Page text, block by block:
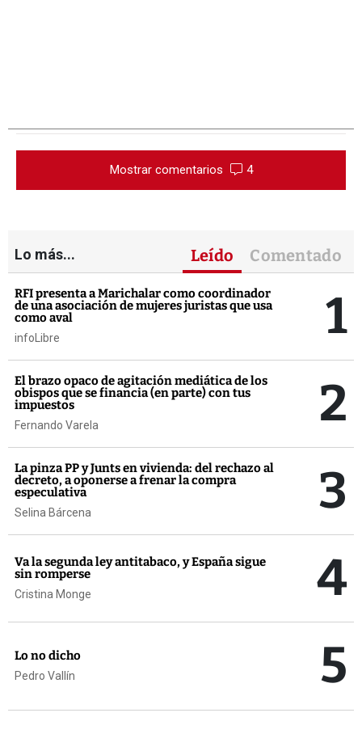
Mostrar comentarios 4
Lo más... Leído Comentado
RFI presenta a Marichalar como coordinador
de una asociación de mujeres juristas que usa
como aval
infoLibre 1
El brazo opaco de agitación mediática de los
obispos que se financia (en parte) con tus
impuestos
Fernando Varela 2
La pinza PP y Junts en vivienda: del rechazo al
decreto, a oponerse a frenar la compra
especulativa
Selina Bárcena 3
Va la segunda ley antitabaco, y España sigue
sin romperse
Cristina Monge 4
Lo no dicho
Pedro Vallín 5